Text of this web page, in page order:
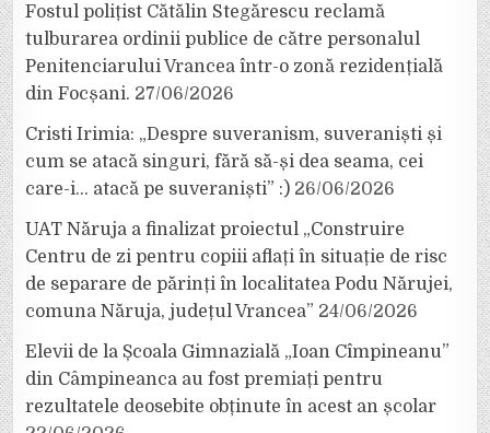
Fostul polițist Cătălin Stegărescu reclamă
tulburarea ordinii publice de către personalul
Penitenciarului Vrancea într-o zonă rezidențială
din Focșani. 27/06/2026
Cristi Irimia: „Despre suveranism, suveraniști și
cum se atacă singuri, fără să-și dea seama, cei
care-i… atacă pe suveraniști” :) 26/06/2026
UAT Năruja a finalizat proiectul „Construire
Centru de zi pentru copiii aflați în situație de risc
de separare de părinți în localitatea Podu Nărujei,
comuna Năruja, județul Vrancea” 24/06/2026
Elevii de la Școala Gimnazială „Ioan Cîmpineanu”
din Câmpineanca au fost premiați pentru
rezultatele deosebite obținute în acest an școlar